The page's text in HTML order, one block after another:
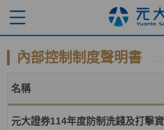
內部控制制度聲明書
名稱
元大證券114年度防制洗錢及打擊